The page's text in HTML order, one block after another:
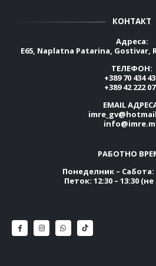
КОНТАКТ
Адреса:
E65, Naplatna Patarina, Gostivar,
ТЕЛЕФОН:
+389 70 434
+389 42 222
EMAIL
РАБОТНО
Понеделник – Сабота:
Петок: 12:30 – 13:30